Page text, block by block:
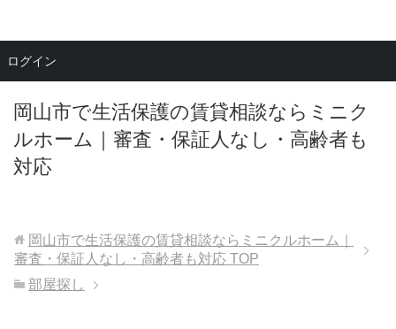
岡山市で生活保護の賃貸相談ならミニク
ルホーム｜審査・保証人なし・高齢者も
対応
メニュー
岡山市で生活保護の賃貸相談ならミニクルホーム｜
審査・保証人なし・高齢者も対応 TOP
部屋探し
ログイン